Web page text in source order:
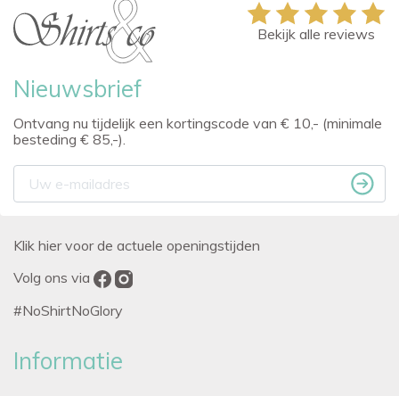
Nieuwsbrief
Ontvang nu tijdelijk een kortingscode van € 10,- (minimale
besteding € 85,-).
Bekijk alle reviews
Klik hier voor de actuele openingstijden
Volg ons via
#NoShirtNoGlory
Informatie